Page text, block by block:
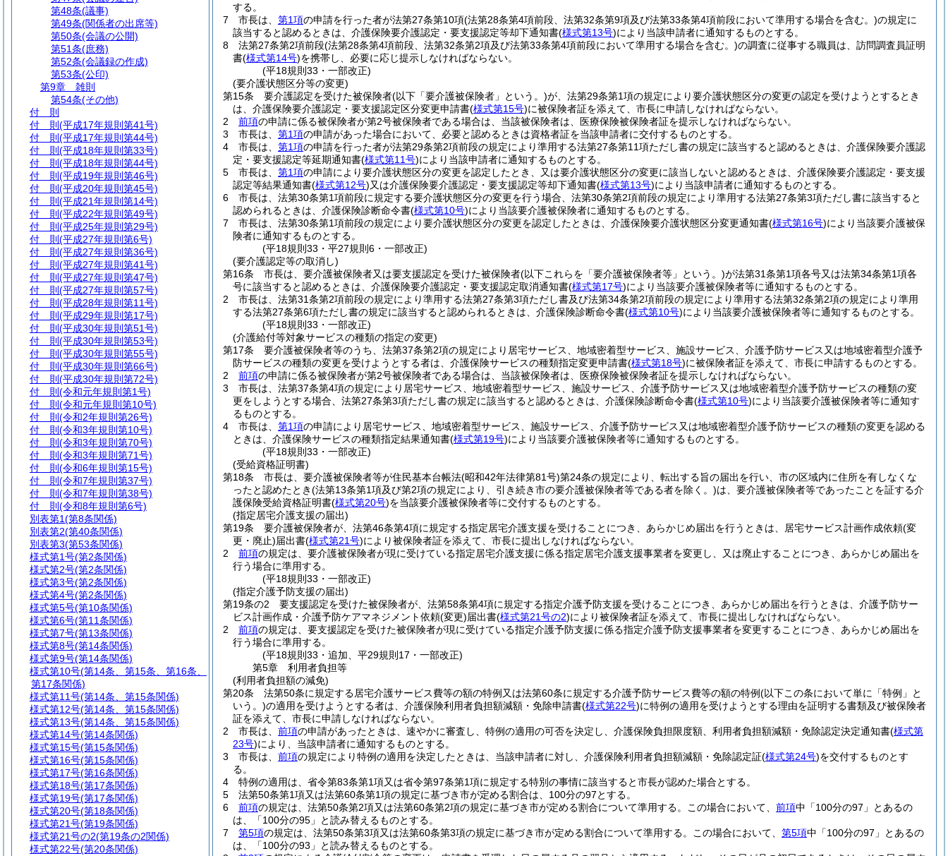
する。
7
市長は、 第1項の申請を行った者が法第27条第10項(法第28条第4項前段、法第32条第9項及び法第33条第4項前段において準用する場合を含む。)の規定に
該当すると認めるときは、介護保険要介護認定・要支援認定等却下通知書(様式第13号)により当該申請者に通知するものとする。
8
法第27条第2項前段(法第28条第4項前段、法第32条第2項及び法第33条第4項前段において準用する場合を含む。)の調査に従事する職員は、訪問調査員証明
書(様式第14号)を携帯し、必要に応じ提示しなければならない。
(平18規則33・一部改正)
(要介護状態区分等の変更)
第15条
要介護認定を受けた被保険者(以下「要介護被保険者」という。)が、法第29条第1項の規定により要介護状態区分の変更の認定を受けようとするとき
は、介護保険要介護認定・要支援認定区分変更申請書(様式第15号)に被保険者証を添えて、市長に申請しなければならない。
2
前項の申請に係る被保険者が第2号被保険者である場合は、当該被保険者は、医療保険被保険者証を提示しなければならない。
3
市長は、 第1項の申請があった場合において、必要と認めるときは資格者証を当該申請者に交付するものとする。
4
市長は、 第1項の申請を行った者が法第29条第2項前段の規定により準用する法第27条第11項ただし書の規定に該当すると認めるときは、介護保険要介護認
定・要支援認定等延期通知書(様式第11号)により当該申請者に通知するものとする。
5
市長は、 第1項の申請により要介護状態区分の変更を認定したとき、又は要介護状態区分の変更に該当しないと認めるときは、介護保険要介護認定・要支援
認定等結果通知書(様式第12号)又は介護保険要介護認定・要支援認定等却下通知書(様式第13号)により当該申請者に通知するものとする。
6
市長は、法第30条第1項前段に規定する要介護状態区分の変更を行う場合、法第30条第2項前段の規定により準用する法第27条第3項ただし書に該当すると
認められるときは、介護保険診断命令書(様式第10号)により当該要介護被保険者に通知するものとする。
7
市長は、法第30条第1項前段の規定により要介護状態区分の変更を認定したときは、介護保険要介護状態区分変更通知書(様式第16号)により当該要介護被保
険者に通知するものとする。
(平18規則33・平27規則6・一部改正)
(要介護認定等の取消し)
第16条
市長は、要介護被保険者又は要支援認定を受けた被保険者(以下これらを「要介護被保険者等」という。)が法第31条第1項各号又は法第34条第1項各
号に該当すると認めるときは、介護保険要介護認定・要支援認定取消通知書(様式第17号)により当該要介護被保険者等に通知するものとする。
2
市長は、法第31条第2項前段の規定により準用する法第27条第3項ただし書及び法第34条第2項前段の規定により準用する法第32条第2項の規定により準用
する法第27条第6項ただし書の規定に該当すると認められるときは、介護保険診断命令書(様式第10号)により当該要介護被保険者等に通知するものとする。
(平18規則33・一部改正)
(介護給付等対象サービスの種類の指定の変更)
第17条
要介護被保険者等のうち、法第37条第2項の規定により居宅サービス、地域密着型サービス、施設サービス、介護予防サービス又は地域密着型介護予
防サービスの種類の変更を受けようとする者は、介護保険サービスの種類指定変更申請書(様式第18号)に被保険者証を添えて、市長に申請するものとする。
2
前項の申請に係る被保険者が第2号被保険者である場合は、当該被保険者は、医療保険被保険者証を提示しなければならない。
3
市長は、法第37条第4項の規定により居宅サービス、地域密着型サービス、施設サービス、介護予防サービス又は地域密着型介護予防サービスの種類の変
更をしようとする場合、法第27条第3項ただし書の規定に該当すると認めるときは、介護保険診断命令書(様式第10号)により当該要介護被保険者等に通知す
るものとする。
4
市長は、 第1項の申請により居宅サービス、地域密着型サービス、施設サービス、介護予防サービス又は地域密着型介護予防サービスの種類の変更を認める
ときは、介護保険サービスの種類指定結果通知書(様式第19号)により当該要介護被保険者等に通知するものとする。
(平18規則33・一部改正)
(受給資格証明書)
第18条
市長は、要介護被保険者等が住民基本台帳法(昭和42年法律第81号)第24条の規定により、転出する旨の届出を行い、市の区域内に住所を有しなくな
ったと認めたとき(法第13条第1項及び第2項の規定により、引き続き市の要介護被保険者等である者を除く。)は、要介護被保険者等であったことを証する介
護保険受給資格証明書(様式第20号)を当該要介護被保険者等に交付するものとする。
(指定居宅介護支援の届出)
第19条
要介護被保険者が、法第46条第4項に規定する指定居宅介護支援を受けることにつき、あらかじめ届出を行うときは、居宅サービス計画作成依頼(変
更・廃止)届出書(様式第21号)により被保険者証を添えて、市長に提出しなければならない。
2
前項の規定は、要介護被保険者が現に受けている指定居宅介護支援に係る指定居宅介護支援事業者を変更し、又は廃止することにつき、あらかじめ届出を
行う場合に準用する。
(平18規則33・一部改正)
(指定介護予防支援の届出)
第19条の2
要支援認定を受けた被保険者が、法第58条第4項に規定する指定介護予防支援を受けることにつき、あらかじめ届出を行うときは、介護予防サー
ビス計画作成・介護予防ケアマネジメント依頼(変更)届出書(様式第21号の2)により被保険者証を添えて、市長に提出しなければならない。
2
前項の規定は、要支援認定を受けた被保険者が現に受けている指定介護予防支援に係る指定介護予防支援事業者を変更することにつき、あらかじめ届出を
行う場合に準用する。
(平18規則33・追加、平29規則17・一部改正)
第5章
利用者負担等
(利用者負担額の減免)
第20条
法第50条に規定する居宅介護サービス費等の額の特例又は法第60条に規定する介護予防サービス費等の額の特例(以下この条において単に「特例」と
いう。)の適用を受けようとする者は、介護保険利用者負担額減額・免除申請書(様式第22号)に特例の適用を受けようとする理由を証明する書類及び被保険者
証を添えて、市長に申請しなければならない。
2
市長は、 前項の申請があったときは、速やかに審査し、特例の適用の可否を決定し、介護保険負担限度額、利用者負担額減額・免除認定決定通知書(様式第
23号)により、当該申請者に通知するものとする。
3
市長は、 前項の規定により特例の適用を決定したときは、当該申請者に対し、介護保険利用者負担額減額・免除認定証(様式第24号)を交付するものとす
る。
4
特例の適用は、省令第83条第1項又は省令第97条第1項に規定する特別の事情に該当すると市長が認めた場合とする。
5
法第50条第1項又は法第60条第1項の規定に基づき市が定める割合は、100分の97とする。
6
前項の規定は、法第50条第2項又は法第60条第2項の規定に基づき市が定める割合について準用する。 この場合において、 前項中「100分の97」とあるの
は、「100分の95」と読み替えるものとする。
7
第5項の規定は、法第50条第3項又は法第60条第3項の規定に基づき市が定める割合について準用する。 この場合において、 第5項中「100分の97」とあるの
は、「100分の93」と読み替えるものとする。
第48条(議事)
第49条(関係者の出席等)
第50条(会議の公開)
第51条(庶務)
第52条(会議録の作成)
第53条(公印)
第9章
雑則
第54条(その他)
付 則
付 則 (平成17年規則第41号)
付 則 (平成17年規則第44号)
付 則 (平成18年規則第33号)
付 則 (平成18年規則第44号)
付 則 (平成19年規則第46号)
付 則 (平成20年規則第45号)
付 則 (平成21年規則第14号)
付 則 (平成22年規則第49号)
付 則 (平成25年規則第29号)
付 則 (平成27年規則第6号)
付 則 (平成27年規則第36号)
付 則 (平成27年規則第41号)
付 則 (平成27年規則第47号)
付 則 (平成27年規則第57号)
付 則 (平成28年規則第11号)
付 則 (平成29年規則第17号)
付 則 (平成30年規則第51号)
付 則 (平成30年規則第53号)
付 則 (平成30年規則第55号)
付 則 (平成30年規則第66号)
付 則 (平成30年規則第72号)
付 則 (令和元年規則第1号)
付 則 (令和元年規則第10号)
付 則 (令和2年規則第26号)
付 則 (令和3年規則第10号)
付 則 (令和3年規則第70号)
付 則 (令和3年規則第71号)
付 則 (令和6年規則第15号)
付 則 (令和7年規則第37号)
付 則 (令和7年規則第38号)
付 則 (令和8年規則第6号)
別表第1(第8条関係)
別表第2(第40条関係)
別表第3(第53条関係)
様式第1号(第2条関係)
様式第2号(第2条関係)
様式第3号(第2条関係)
様式第4号(第2条関係)
様式第5号(第10条関係)
様式第6号(第11条関係)
様式第7号(第13条関係)
様式第8号(第14条関係)
様式第9号(第14条関係)
様式第10号(第14条、第15条、第16条、
第17条関係)
様式第11号(第14条、第15条関係)
様式第12号(第14条、第15条関係)
様式第13号(第14条、第15条関係)
様式第14号(第14条関係)
様式第15号(第15条関係)
様式第16号(第15条関係)
様式第17号(第16条関係)
様式第18号(第17条関係)
様式第19号(第17条関係)
様式第20号(第18条関係)
様式第21号(第19条関係)
様式第21号の2(第19条の2関係)
様式第22号(第20条関係)